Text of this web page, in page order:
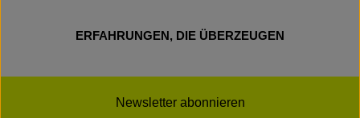
ERFAHRUNGEN, DIE ÜBERZEUGEN
Newsletter abonnieren